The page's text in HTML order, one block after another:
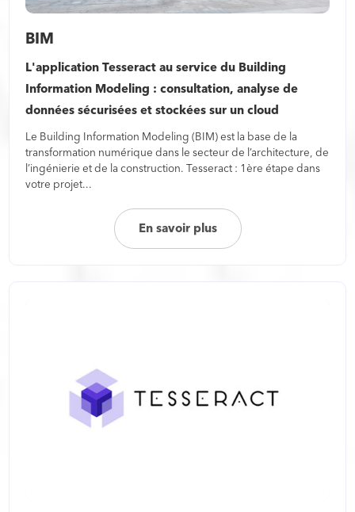
BIM
L'application Tesseract au service du Building
Information Modeling : consultation, analyse de
données sécurisées et stockées sur un cloud
Le Building Information Modeling (BIM) est la base de la
transformation numérique dans le secteur de l’architecture, de
l’ingénierie et de la construction. Tesseract : 1ère étape dans
votre projet...
En savoir plus